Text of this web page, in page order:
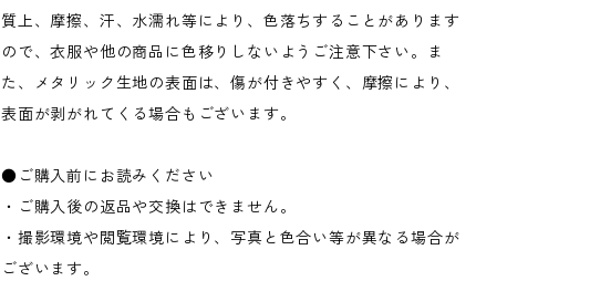
質上、摩擦、汗、水濡れ等により、色落ちすることがあります
ので、衣服や他の商品に色移りしないようご注意下さい。ま
た、メタリック生地の表面は、傷が付きやすく、摩擦により、
表面が剥がれてくる場合もございます。
●ご購入前にお読みください
・ご購入後の返品や交換はできません。
・撮影環境や閲覧環境により、写真と色合い等が異なる場合が
ございます。